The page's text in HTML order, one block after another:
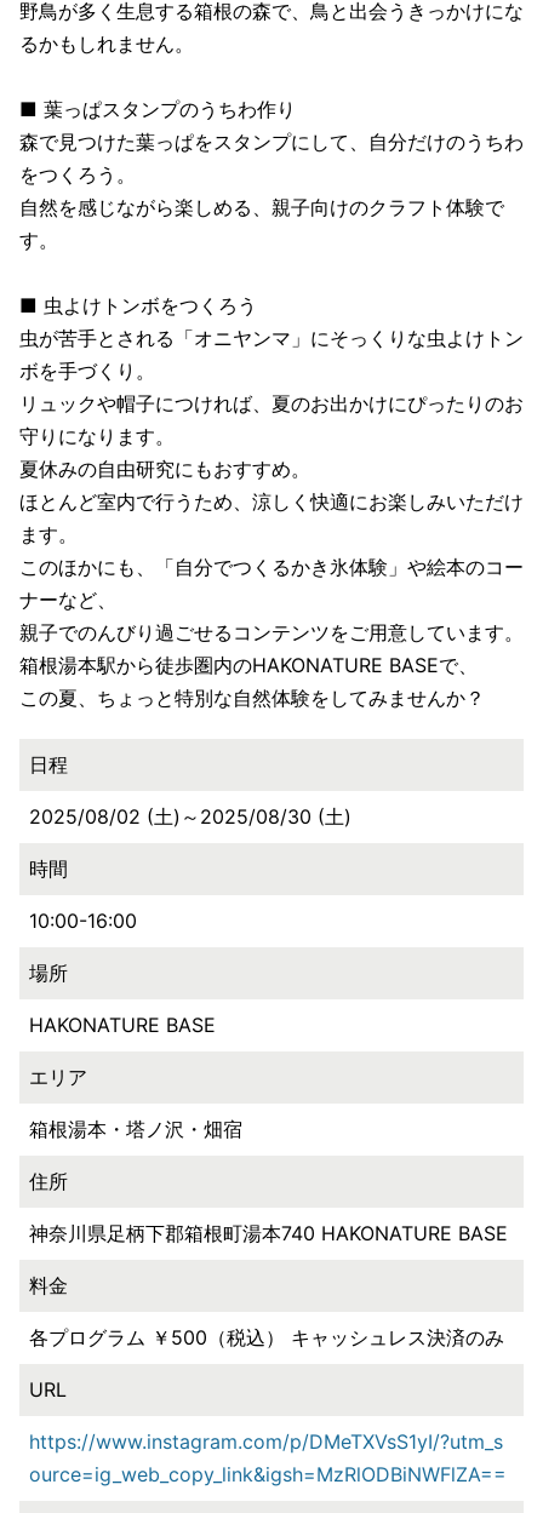
野鳥が多く生息する箱根の森で、鳥と出会うきっかけにな
るかもしれません。
■ 葉っぱスタンプのうちわ作り
森で見つけた葉っぱをスタンプにして、自分だけのうちわ
をつくろう。
自然を感じながら楽しめる、親子向けのクラフト体験で
す。
■ 虫よけトンボをつくろう
虫が苦手とされる「オニヤンマ」にそっくりな虫よけトン
ボを手づくり。
リュックや帽子につければ、夏のお出かけにぴったりのお
守りになります。
夏休みの自由研究にもおすすめ。
ほとんど室内で行うため、涼しく快適にお楽しみいただけ
ます。
このほかにも、「自分でつくるかき氷体験」や絵本のコー
ナーなど、
親子でのんびり過ごせるコンテンツをご用意しています。
箱根湯本駅から徒歩圏内のHAKONATURE BASEで、
この夏、ちょっと特別な自然体験をしてみませんか？
日程
2025/08/02 (土)～2025/08/30 (土)
時間
10:00-16:00
場所
HAKONATURE BASE
エリア
箱根湯本・塔ノ沢・畑宿
住所
神奈川県足柄下郡箱根町湯本740 HAKONATURE BASE
料金
各プログラム ￥500（税込） キャッシュレス決済のみ
URL
https://www.instagram.com/p/DMeTXVsS1yI/?utm_s
ource=ig_web_copy_link&igsh=MzRlODBiNWFlZA==